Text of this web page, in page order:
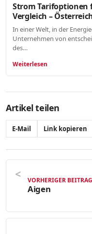
Strom Tarifoptionen
Vergleich –
In einer Welt, in der
Unternehmen von
des…
Weiterlesen
Artikel teilen
E-Mail Link kopieren
VORHERIGER BEITRAG
Aigen